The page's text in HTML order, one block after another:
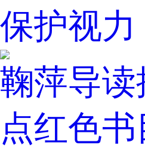
保护视力
鞠萍导读
点红色书